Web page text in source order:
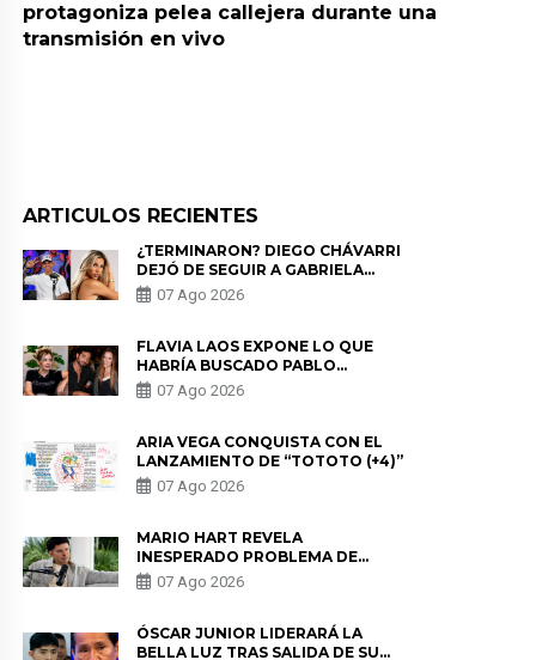
protagoniza pelea callejera durante una
transmisión en vivo
ARTICULOS RECIENTES
¿TERMINARON? DIEGO CHÁVARRI
DEJÓ DE SEGUIR A GABRIELA
HERRERA Y ANUNCIA SU SALIDA
DE PÓDCAST
07 Ago 2026
FLAVIA LAOS EXPONE LO QUE
HABRÍA BUSCADO PABLO
HEREDIA CON ALE FULLER: “UNA
DE LAS PARTES QUERÍA EL
07 Ago 2026
ARIA VEGA CONQUISTA CON EL
LANZAMIENTO DE “TOTOTO (+4)”
07 Ago 2026
MARIO HART REVELA
INESPERADO PROBLEMA DE
SALUD ANTES DE SEPARARSE DE
KORINA: “ME ENCONTRARON UN
07 Ago 2026
ÓSCAR JUNIOR LIDERARÁ LA
BELLA LUZ TRAS SALIDA DE SU